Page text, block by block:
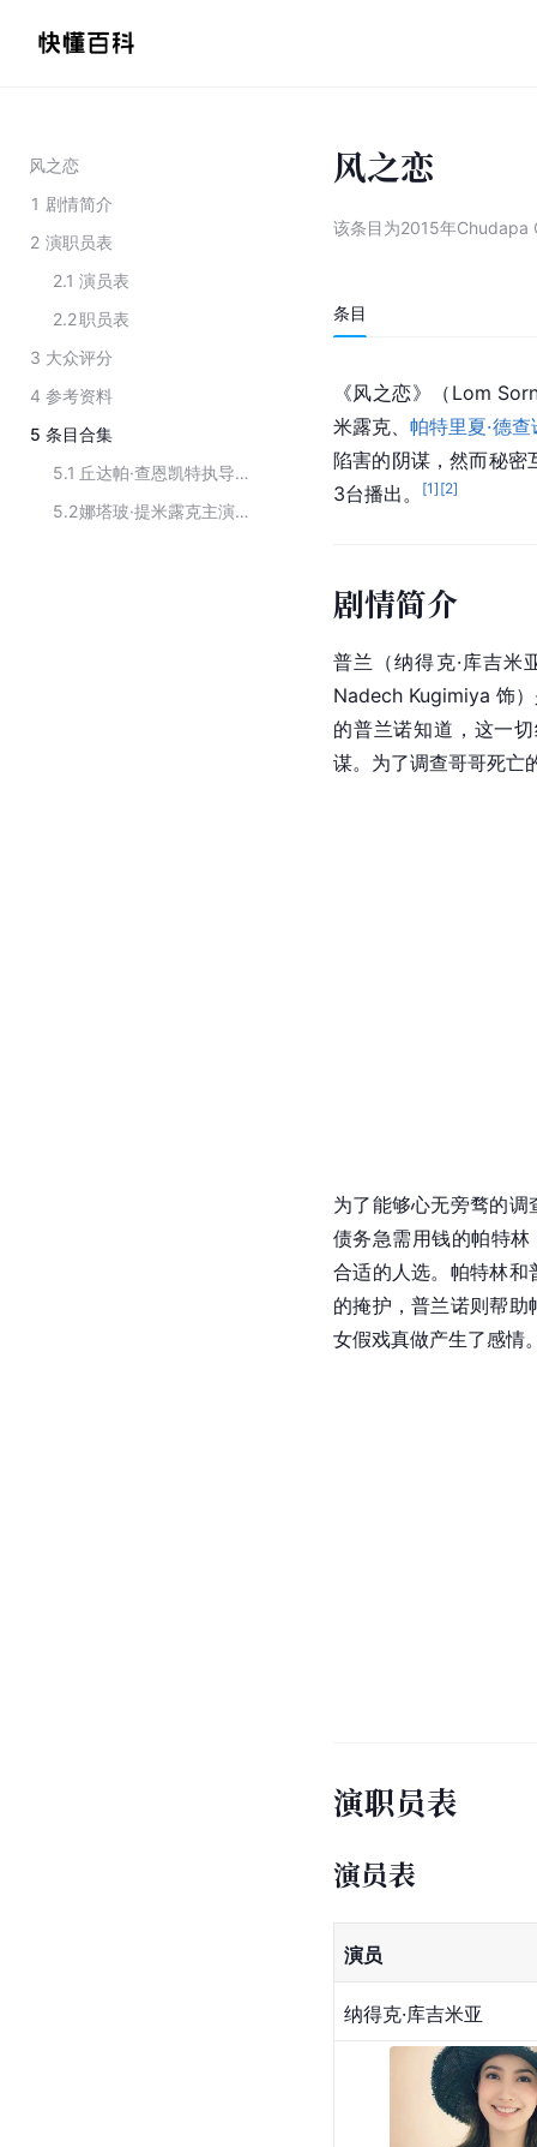
风之恋
1 剧情简介
2 演职员表
2.1 演员表
2.2职员表
3 大众评分
4 参考资料
5 条目合集
5.1
丘达帕·查恩凯特执导的作品
5.2
娜塔玻·提米露克主演的影视作品
风之恋
该条目为2015年Chudapa
条目
《风之恋》（Lom
米露克、帕特里夏·德查
陷害的阴谋，然而秘
3台播出。
[1] [2]
剧情简介
普兰（纳得克·库吉米
Nadech Kugimiya 饰
的普兰诺知道，这一
谋。为了调查哥哥死亡
为了能够心无旁骛的
债务急需用钱的帕特林
合适的人选。帕特林和
的掩护，普兰诺则帮
女假戏真做产生了感情
演职员表
演员表
演员
纳得克·库吉米亚